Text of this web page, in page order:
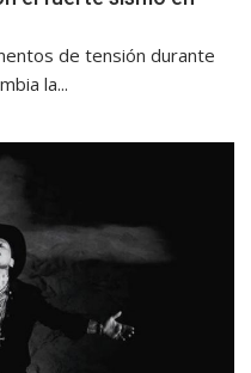
de tensión durante
la...